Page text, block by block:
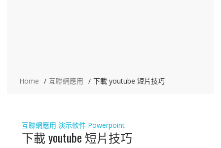
Home 互聯網應用 下載 youtube 短片技巧
互聯網應用 演示軟件 Powerpoint
下載 youtube 短片技巧